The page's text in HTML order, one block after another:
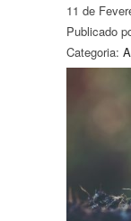
11 de
Publicado
Categoria: